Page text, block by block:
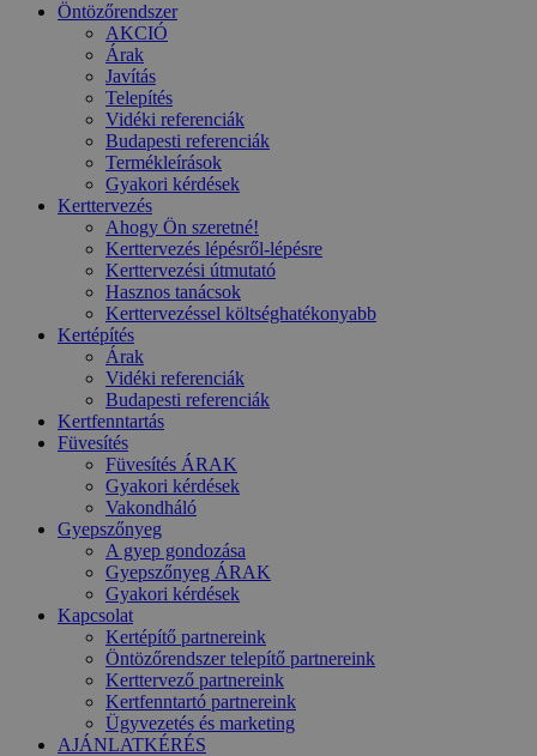
Öntözőrendszer
AKCIÓ
Árak
Javítás
Telepítés
Vidéki referenciák
Budapesti referenciák
Termékleírások
Gyakori kérdések
Kerttervezés
Ahogy Ön szeretné!
Kerttervezés lépésről-lépésre
Kerttervezési útmutató
Hasznos tanácsok
Kerttervezéssel költséghatékonyabb
Kertépítés
Árak
Vidéki referenciák
Budapesti referenciák
Kertfenntartás
Füvesítés
Füvesítés ÁRAK
Gyakori kérdések
Vakondháló
Gyepszőnyeg
A gyep gondozása
Gyepszőnyeg ÁRAK
Gyakori kérdések
Kapcsolat
Kertépítő partnereink
Öntözőrendszer telepítő partnereink
Kerttervező partnereink
Kertfenntartó partnereink
Ügyvezetés és marketing
AJÁNLATKÉRÉS